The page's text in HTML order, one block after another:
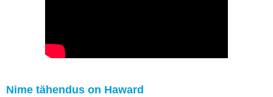
Nime tähendus on Haward